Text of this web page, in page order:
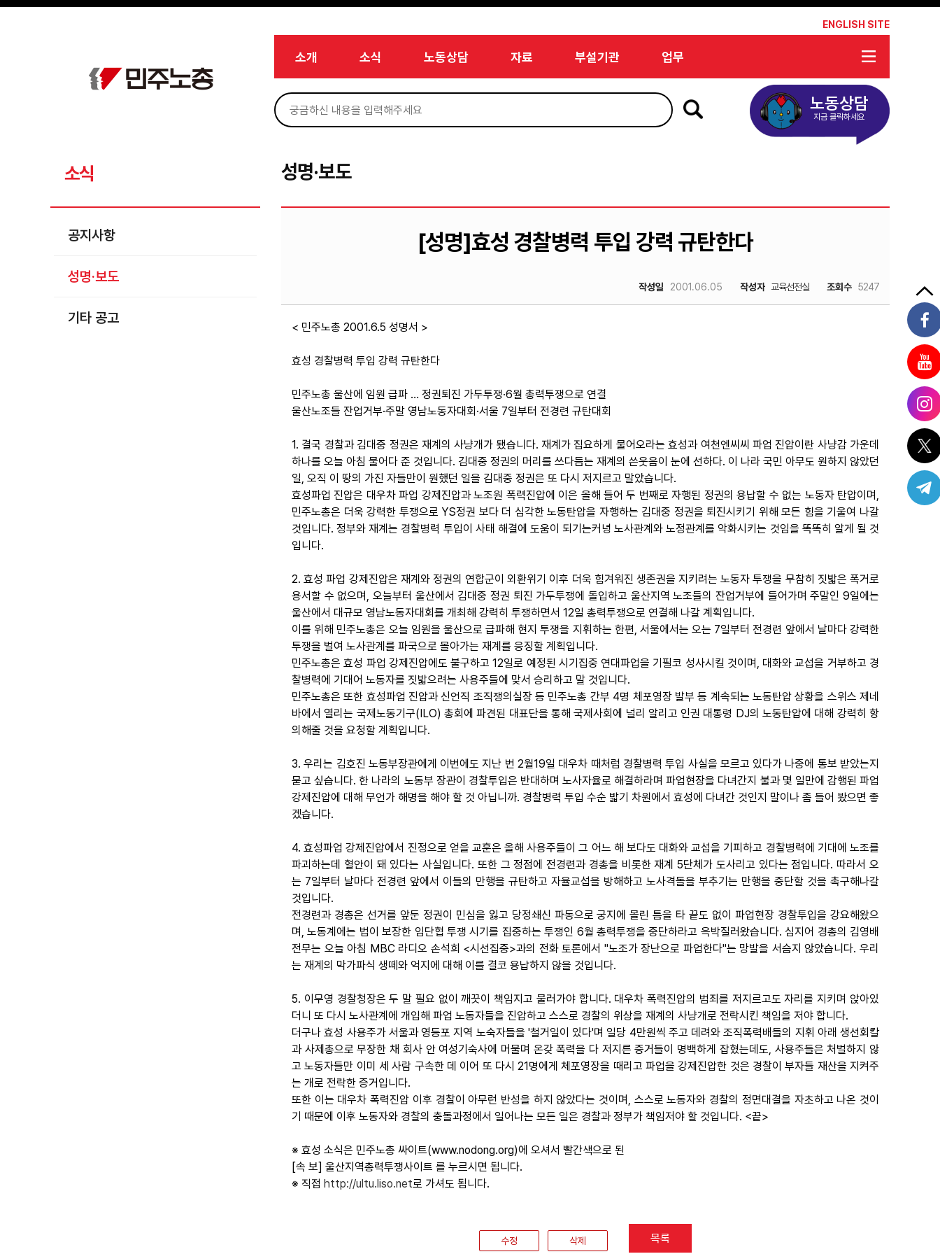
메뉴 건너뛰기
ENGLISH SITE
소개 소식 노동상담 자료 부설기관 업무
노동상담
지금 클릭하세요
소식
공지사항
성명·보도
기타 공고
성명·보도
[성명]효성 경찰병력 투입 강력 규탄한다
작성일 2001.06.05 작성자 교육선전실 조회수 5247
< 민주노총 2001.6.5 성명서 >
효성 경찰병력 투입 강력 규탄한다
민주노총 울산에 임원 급파 … 정권퇴진 가두투쟁·6월 총력투쟁으로 연결
울산노조들 잔업거부·주말 영남노동자대회·서울 7일부터 전경련 규탄대회
1. 결국 경찰과 김대중 정권은 재계의 사냥개가 됐습니다. 재계가 집요하게 물어오라는 효성과 여천엔씨씨 파업 진압이란 사냥감 가운데
하나를 오늘 아침 물어다 준 것입니다. 김대중 정권의 머리를 쓰다듬는 재계의 쓴웃음이 눈에 선하다. 이 나라 국민 아무도 원하지 않았던
일, 오직 이 땅의 가진 자들만이 원했던 일을 김대중 정권은 또 다시 저지르고 말았습니다.
효성파업 진압은 대우차 파업 강제진압과 노조원 폭력진압에 이은 올해 들어 두 번째로 자행된 정권의 용납할 수 없는 노동자 탄압이며,
민주노총은 더욱 강력한 투쟁으로 YS정권 보다 더 심각한 노동탄압을 자행하는 김대중 정권을 퇴진시키기 위해 모든 힘을 기울여 나갈
것입니다. 정부와 재계는 경찰병력 투입이 사태 해결에 도움이 되기는커녕 노사관계와 노정관계를 악화시키는 것임을 똑똑히 알게 될 것
입니다.
2. 효성 파업 강제진압은 재계와 정권의 연합군이 외환위기 이후 더욱 힘겨워진 생존권을 지키려는 노동자 투쟁을 무참히 짓밟은 폭거로
용서할 수 없으며, 오늘부터 울산에서 김대중 정권 퇴진 가두투쟁에 돌입하고 울산지역 노조들의 잔업거부에 들어가며 주말인 9일에는
울산에서 대규모 영남노동자대회를 개최해 강력히 투쟁하면서 12일 총력투쟁으로 연결해 나갈 계획입니다.
이를 위해 민주노총은 오늘 임원을 울산으로 급파해 현지 투쟁을 지휘하는 한편, 서울에서는 오는 7일부터 전경련 앞에서 날마다 강력한
투쟁을 벌여 노사관계를 파국으로 몰아가는 재계를 응징할 계획입니다.
민주노총은 효성 파업 강제진압에도 불구하고 12일로 예정된 시기집중 연대파업을 기필코 성사시킬 것이며, 대화와 교섭을 거부하고 경
찰병력에 기대어 노동자를 짓밟으려는 사용주들에 맞서 승리하고 말 것입니다.
민주노총은 또한 효성파업 진압과 신언직 조직쟁의실장 등 민주노총 간부 4명 체포영장 발부 등 계속되는 노동탄압 상황을 스위스 제네
바에서 열리는 국제노동기구(ILO) 총회에 파견된 대표단을 통해 국제사회에 널리 알리고 인권 대통령 DJ의 노동탄압에 대해 강력히 항
의해줄 것을 요청할 계획입니다.
3. 우리는 김호진 노동부장관에게 이번에도 지난 번 2월19일 대우차 때처럼 경찰병력 투입 사실을 모르고 있다가 나중에 통보 받았는지
묻고 싶습니다. 한 나라의 노동부 장관이 경찰투입은 반대하며 노사자율로 해결하라며 파업현장을 다녀간지 불과 몇 일만에 감행된 파업
강제진압에 대해 무언가 해명을 해야 할 것 아닙니까. 경찰병력 투입 수순 밟기 차원에서 효성에 다녀간 것인지 말이나 좀 들어 봤으면 좋
겠습니다.
4. 효성파업 강제진압에서 진정으로 얻을 교훈은 올해 사용주들이 그 어느 해 보다도 대화와 교섭을 기피하고 경찰병력에 기대에 노조를
파괴하는데 혈안이 돼 있다는 사실입니다. 또한 그 정점에 전경련과 경총을 비롯한 재계 5단체가 도사리고 있다는 점입니다. 따라서 오
는 7일부터 날마다 전경련 앞에서 이들의 만행을 규탄하고 자율교섭을 방해하고 노사격돌을 부추기는 만행을 중단할 것을 촉구해나갈
것입니다.
전경련과 경총은 선거를 앞둔 정권이 민심을 잃고 당정쇄신 파동으로 궁지에 몰린 틈을 타 끝도 없이 파업현장 경찰투입을 강요해왔으
며, 노동계에는 법이 보장한 임단협 투쟁 시기를 집중하는 투쟁인 6월 총력투쟁을 중단하라고 윽박질러왔습니다. 심지어 경총의 김영배
전무는 오늘 아침 MBC 라디오 손석희 <시선집중>과의 전화 토론에서 "노조가 장난으로 파업한다"는 망발을 서슴지 않았습니다. 우리
는 재계의 막가파식 생떼와 억지에 대해 이를 결코 용납하지 않을 것입니다.
5. 이무영 경찰청장은 두 말 필요 없이 깨끗이 책임지고 물러가야 합니다. 대우차 폭력진압의 범죄를 저지르고도 자리를 지키며 앉아있
더니 또 다시 노사관계에 개입해 파업 노동자들을 진압하고 스스로 경찰의 위상을 재계의 사냥개로 전락시킨 책임을 저야 합니다.
더구나 효성 사용주가 서울과 영등포 지역 노숙자들을 '철거일이 있다'며 일당 4만원씩 주고 데려와 조직폭력배들의 지휘 아래 생선회칼
과 사제총으로 무장한 채 회사 안 여성기숙사에 머물며 온갖 폭력을 다 저지른 증거들이 명백하게 잡혔는데도, 사용주들은 처벌하지 않
고 노동자들만 이미 세 사람 구속한 데 이어 또 다시 21명에게 체포영장을 때리고 파업을 강제진압한 것은 경찰이 부자들 재산을 지켜주
는 개로 전락한 증거입니다.
또한 이는 대우차 폭력진압 이후 경찰이 아무런 반성을 하지 않았다는 것이며, 스스로 노동자와 경찰의 정면대결을 자초하고 나온 것이
기 때문에 이후 노동자와 경찰의 충돌과정에서 일어나는 모든 일은 경찰과 정부가 책임저야 할 것입니다. <끝>
※ 효성 소식은 민주노총 싸이트(www.nodong.org)에 오셔서 빨간색으로 된
[속 보] 울산지역총력투쟁사이트 를 누르시면 됩니다.
※ 직접 http://ultu.liso.net로 가셔도 됩니다.
수정 삭제 목록
Sketchbook5, 스케치북5
Sketchbook5, 스케치북5